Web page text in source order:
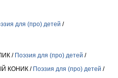
для (про) детей /
/ Поэзия для (про) детей /
КОНИК / Поэзия для (про) детей /